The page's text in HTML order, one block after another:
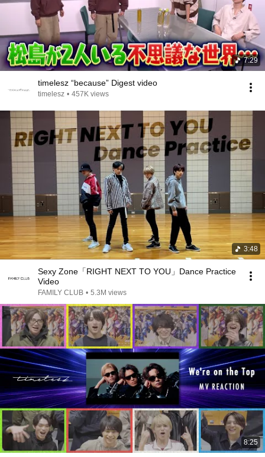
7:29
timelesz “because” Digest video
timelesz • 457K views
3:48
Sexy Zone「RIGHT NEXT TO YOU」Dance Practice
Video
FAMILY CLUB • 5.3M views
8:25